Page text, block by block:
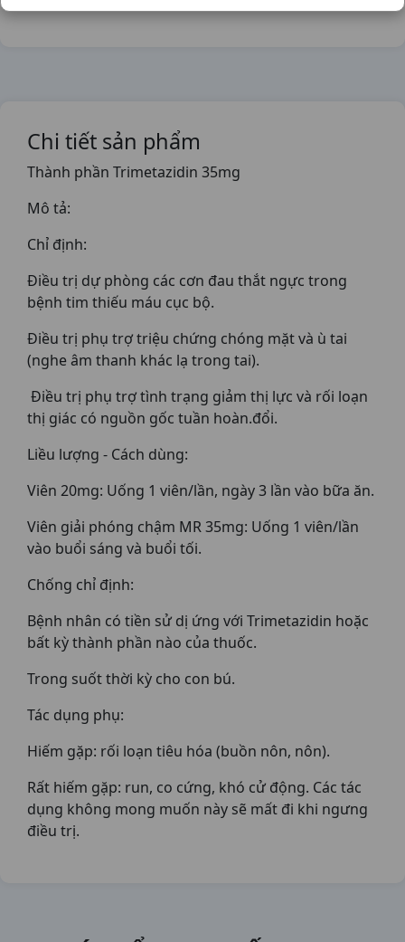
Chi tiết sản phẩm
Thành phần Trimetazidin 35mg
Mô tả:
Chỉ định:
Điều trị dự phòng các cơn đau thắt ngực trong
bệnh tim thiếu máu cục bộ.
Điều trị phụ trợ triệu chứng chóng mặt và ù tai
(nghe âm thanh khác lạ trong tai).
Điều trị phụ trợ tình trạng giảm thị lực và rối loạn
thị giác có nguồn gốc tuần hoàn.đổi.
Liều lượng - Cách dùng:
Viên 20mg: Uống 1 viên/lần, ngày 3 lần vào bữa ăn.
Viên giải phóng chậm MR 35mg: Uống 1 viên/lần
vào buổi sáng và buổi tối.
Chống chỉ định:
Bệnh nhân có tiền sử dị ứng với Trimetazidin hoặc
bất kỳ thành phần nào của thuốc.
Trong suốt thời kỳ cho con bú.
Tác dụng phụ:
Hiếm gặp: rối loạn tiêu hóa (buồn nôn, nôn).
Rất hiếm gặp: run, co cứng, khó cử động. Các tác
dụng không mong muốn này sẽ mất đi khi ngưng
điều trị.